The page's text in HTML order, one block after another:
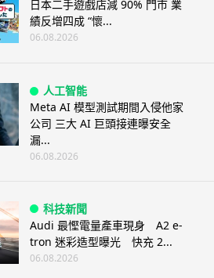
日本二手遊戲店減 90% 門市 業
績反增四成 “懷...
06.08.2026
人工智能
Meta AI 模型測試期間入侵他家
公司 三大 AI 巨頭接連曝安全
漏...
06.08.2026
科技新聞
Audi 最慳電量產車現身 A2 e-
tron 迷彩造型曝光 快充 2...
06.08.2026